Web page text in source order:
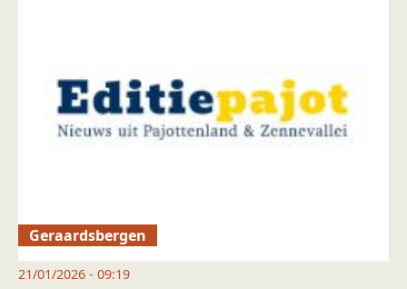
Geraardsbergen
21/01/2026 - 09:19